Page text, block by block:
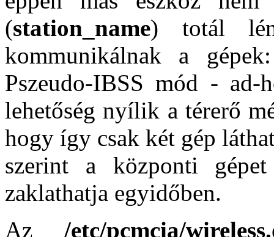
(station_name) totál
kommunikálnak a
Pszeudo-IBSS mód -
lehetőség nyílik a térerő
hogy így csak két gép
szerint a központi
zaklathatja egyidőben.
Az /etc/pcmcia/